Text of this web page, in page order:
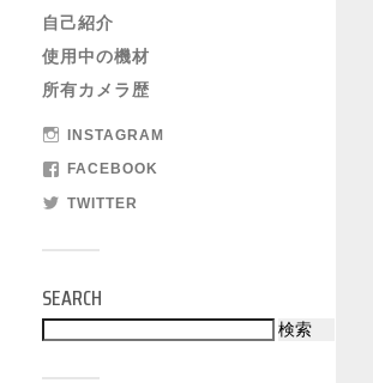
自己紹介
使用中の機材
所有カメラ歴
INSTAGRAM
FACEBOOK
TWITTER
SEARCH
検索